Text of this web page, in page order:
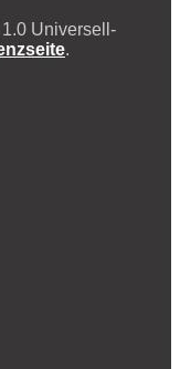
Universell-
.